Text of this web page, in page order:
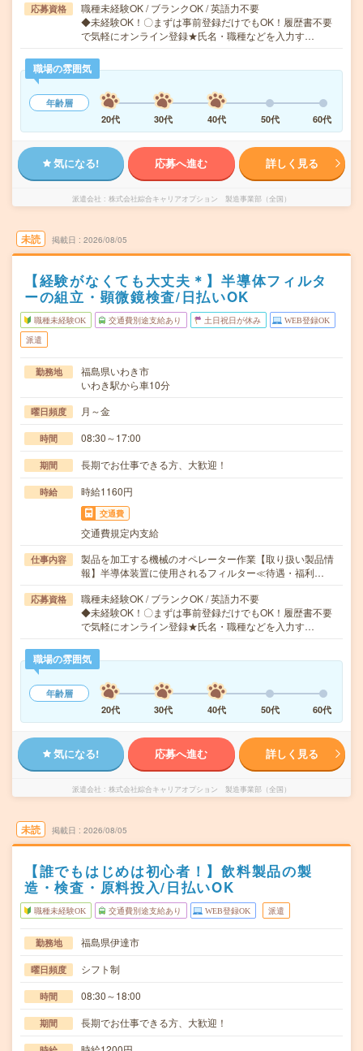
応募資格
職種未経験OK / ブランクOK / 英語力不要
◆未経験OK！〇まずは事前登録だけでもOK！履歴書不要
で気軽にオンライン登録★氏名・職種などを入力す…
職場の雰囲気
年齢層
20代
30代 40代 50代 60代
気になる! 応募へ進む 詳しく見る
派遣会社 株式会社綜合キャリアオプション 製造事業部（全国）
未読 掲載日 2026/08/05
【経験がなくても大丈夫＊】半導体フィルタ
ーの組立・顕微鏡検査/日払いOK
職種未経験OK 交通費別途支給あり 土日祝日が休み WEB登録OK
派遣
勤務地
福島県いわき市
いわき駅から車10分
曜日頻度 月～金
時間 08:30～17:00
期間 長期でお仕事できる方、大歓迎！
時給 時給1160円
交通費
交通費規定内支給
仕事内容
製品を加工する機械のオペレーター作業【取り扱い製品情
報】半導体装置に使用されるフィルター≪待遇・福利…
応募資格
職種未経験OK / ブランクOK / 英語力不要
◆未経験OK！〇まずは事前登録だけでもOK！履歴書不要
で気軽にオンライン登録★氏名・職種などを入力す…
職場の雰囲気
年齢層
20代
30代 40代 50代 60代
気になる! 応募へ進む 詳しく見る
派遣会社 株式会社綜合キャリアオプション 製造事業部（全国）
未読 掲載日 2026/08/05
【誰でもはじめは初心者！】飲料製品の製
造・検査・原料投入/日払いOK
職種未経験OK 交通費別途支給あり WEB登録OK 派遣
勤務地 福島県伊達市
曜日頻度 シフト制
時間 08:30～18:00
期間 長期でお仕事できる方、大歓迎！